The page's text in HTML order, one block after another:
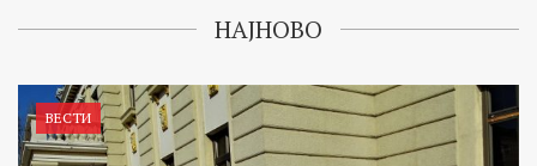
НАЈНОВО
ВЕСТИ